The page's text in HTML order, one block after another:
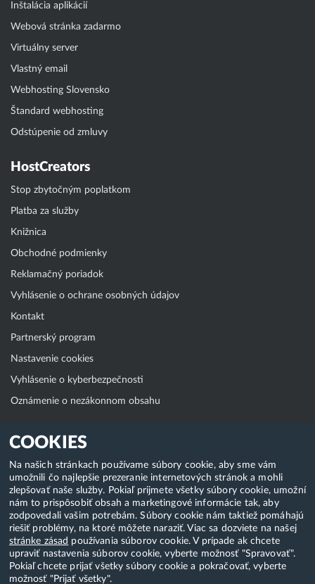
COOKIES
Na našich stránkach používame súbory cookie, aby sme vám
umožnili čo najlepšie prezeranie internetových stránok a mohli
zlepšovať naše služby. Pokiaľ prijmete všetky súbory cookie, umožní
nám to prispôsobiť obsah a marketingové informácie tak, aby
zodpovedali vašim potrebám. Súbory cookie nám taktiež pomáhajú
riešiť problémy, na ktoré môžete naraziť. Viac sa dozviete na našej
stránke zásad používania súborov cookie. V prípade ak chcete
upraviť nastavenia súborov cookie, vyberte možnosť "Spravovať".
Pokiaľ chcete prijať všetky súbory cookie a pokračovať, vyberte
možnosť "Prijať všetky".
Inštalácia aplikácií
Webová stránka zadarmo
Virtuálny server
Vlastný email
Webhosting Slovensko
Štandard webhosting
Odstúpenie od zmluvy
HostCreators
Stop zbytočným poplatkom
Platba za služby
Knižnica
Obchodné podmienky
Reklamačný poriadok
Vyhlásenie o ochrane osobných údajov
Kontakt
Partnerský program
Nastavenie cookies
Vyhlásenie o kyberbezpečnosti
Oznámenie o nezákonnom obsahu
Klientská zóna
WebAdmin
WebMail
Zmena hesla (E-mail, FTP, SSH)
Webhosting
Domény